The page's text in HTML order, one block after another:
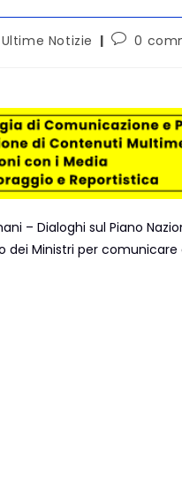
Ultime Notizie 0
– Dialoghi sul Piano
dei Ministri per